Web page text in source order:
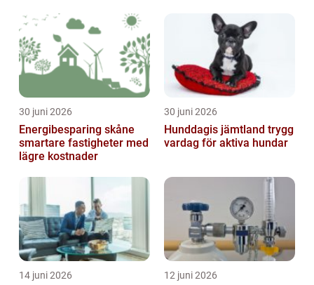
30 juni 2026
Energibesparing skåne
smartare fastigheter med
lägre kostnader
30 juni 2026
Hunddagis jämtland trygg
vardag för aktiva hundar
14 juni 2026 12 juni 2026